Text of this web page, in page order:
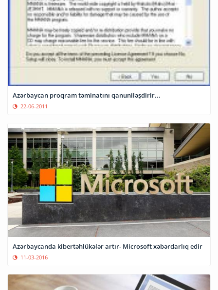
Azərbaycan proqram təminatını qanuniləşdirir...
22-06-2011
Azərbaycanda kibertəhlükələr artır- Microsoft xəbərdarlıq edir
11-03-2016